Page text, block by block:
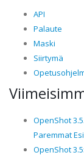
API
Palaute
Maski
Siirtymä
OpenShot
Paremmat
OpenShot